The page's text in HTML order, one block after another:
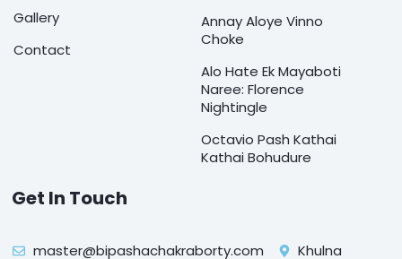
Gallery
Contact
Annay Aloye Vinno
Choke
Alo Hate Ek Mayaboti
Naree: Florence
Nightingle
Octavio Pash Kathai
Kathai Bohudure
Get In Touch
master@bipashachakraborty.com Khulna